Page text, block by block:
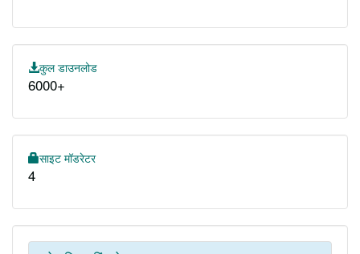
कुल डाउनलोड
6000+
साइट मॉडरेटर
4